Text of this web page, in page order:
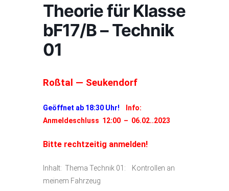
Theorie für Klasse
bF17/B – Technik
01
Roßtal — Seukendorf
Geöffnet ab 18:30 Uhr!
Info:
Anmeldeschluss 12:00 – 06.02..2023
Bitte rechtzeitig anmelden!
Inhalt: Thema Technik 01: Kontrollen an
meinem Fahrzeug